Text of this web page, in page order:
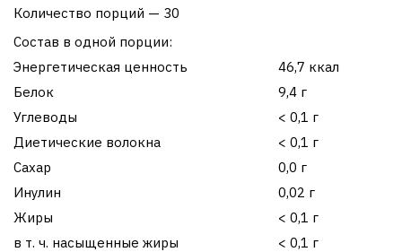
Количество порций — 30
Состав в одной порции:
Энергетическая ценность
46,7 ккал
Белок
9,4 г
Углеводы
< 0,1 г
Диетические волокна
< 0,1 г
Сахар
0,0 г
Инулин
0,02 г
Жиры
< 0,1 г
в т. ч. насыщенные жиры
< 0,1 г